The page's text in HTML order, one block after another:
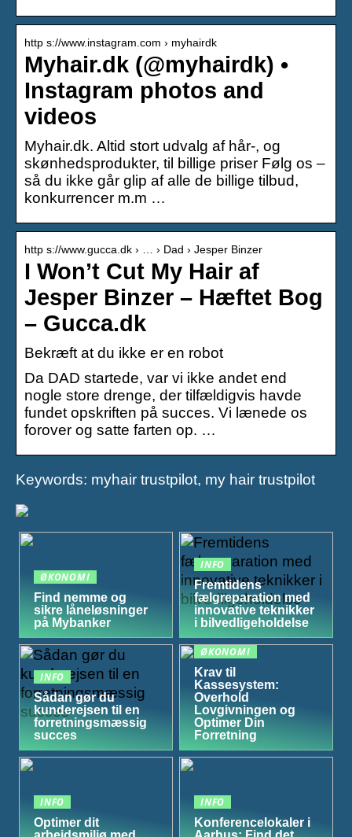
http s://www.instagram.com › myhairdk
Myhair.dk (@myhairdk) •
Instagram photos and
videos
Myhair.dk. Altid stort udvalg af hår-, og
skønhedsprodukter, til billige priser Følg os –
så du ikke går glip af alle de billige tilbud,
konkurrencer m.m …
http s://www.gucca.dk › … › Dad › Jesper Binzer
I Won’t Cut My Hair af
Jesper Binzer – Hæftet Bog
– Gucca.dk
Bekræft at du ikke er en robot
Da DAD startede, var vi ikke andet end
nogle store drenge, der tilfældigvis havde
fundet opskriften på succes. Vi lænede os
forover og satte farten op. …
Keywords: myhair trustpilot, my hair trustpilot
ØKONOMI
Find nemme og
sikre låneløsninger
på Mybanker
INFO
Fremtidens
fælgreparation med
innovative teknikker
i bilvedligeholdelse
INFO
Sådan gør du
kunderejsen til en
forretningsmæssig
succes
ØKONOMI
Krav til
Kassesystem:
Overhold
Lovgivningen og
Optimer Din
Forretning
INFO
Optimer dit
INFO
Konferencelokaler i